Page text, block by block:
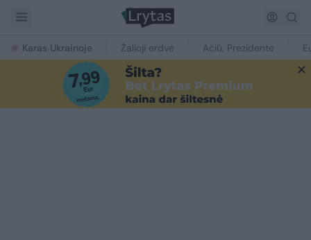
Karas Ukrainoje Žalioji erdvė Ačiū, Prezidente